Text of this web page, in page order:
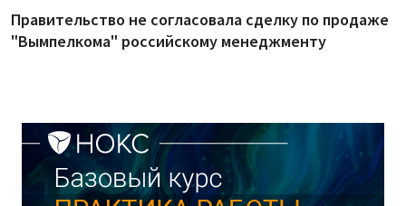
Правительство не согласовала сделку по продаже
"Вымпелкома" российскому менеджменту